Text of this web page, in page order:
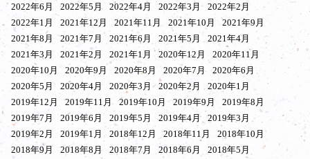
2022年6月
2022年5月 2022年4月 2022年3月
2022年2月
2022年1月
2021年12月 2021年11月 2021年10月
2021年9月
2021年8月
2021年7月 2021年6月 2021年5月
2021年4月
2021年3月
2021年2月 2021年1月 2020年12月
2020年11月
2020年10月
2020年9月 2020年8月 2020年7月
2020年6月
2020年5月
2020年4月 2020年3月 2020年2月
2020年1月
2019年12月
2019年11月 2019年10月 2019年9月
2019年8月
2019年7月
2019年6月 2019年5月 2019年4月
2019年3月
2019年2月
2019年1月 2018年12月 2018年11月
2018年10月
2018年9月
2018年8月 2018年7月 2018年6月
2018年5月